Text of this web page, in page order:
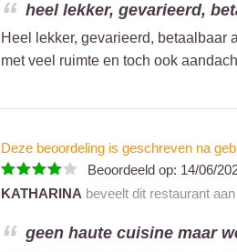
heel lekker, gevarieerd,
Heel lekker, gevarieerd,
met veel ruimte en toch ook
Deze beoordeling is geschreven na
Beoordeeld op: 14/06/
KATHARINA beveelt dit restaurant
geen haute cuisine maar